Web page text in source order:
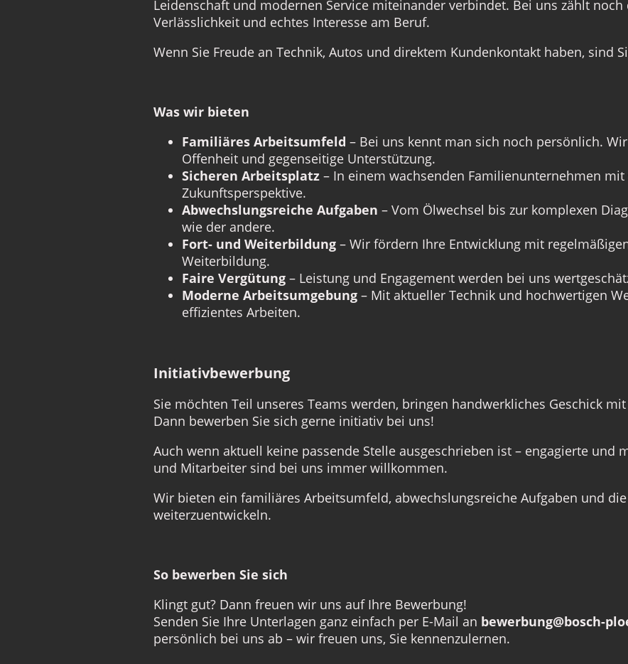
Leidenschaft und modernen Service miteinander verbindet. Bei uns zählt noch
Verlässlichkeit und echtes Interesse am Beruf.
Wenn Sie Freude an Technik, Autos und direktem Kundenkontakt haben, sind
Was wir bieten
Familiäres Arbeitsumfeld – Bei uns kennt man sich noch persönlich.
Offenheit und gegenseitige Unterstützung.
Sicheren Arbeitsplatz – In einem wachsenden Familienunternehmen
Zukunftsperspektive.
Abwechslungsreiche Aufgaben – Vom Ölwechsel bis zur komplexen
wie der andere.
Fort- und Weiterbildung – Wir fördern Ihre Entwicklung mit
Weiterbildung.
Faire Vergütung – Leistung und Engagement werden bei uns
Moderne Arbeitsumgebung – Mit aktueller Technik und hochwertigen
effizientes Arbeiten.
Initiativbewerbung
Sie möchten Teil unseres Teams werden, bringen handwerkliches Geschick
Dann bewerben Sie sich gerne initiativ bei uns!
Auch wenn aktuell keine passende Stelle ausgeschrieben ist – engagierte und
und Mitarbeiter sind bei uns immer willkommen.
Wir bieten ein familiäres Arbeitsumfeld, abwechslungsreiche Aufgaben und
weiterzuentwickeln.
So bewerben Sie sich
Klingt gut? Dann freuen wir uns auf Ihre Bewerbung!
Senden Sie Ihre Unterlagen ganz einfach per E-Mail an bewerbung@bosch-
persönlich bei uns ab – wir freuen uns, Sie kennenzulernen.